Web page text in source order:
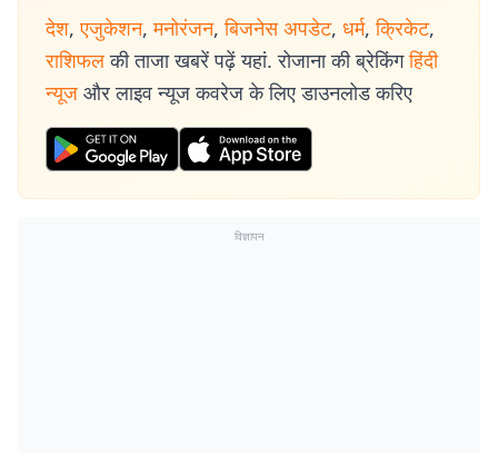
देश, एजुकेशन, मनोरंजन, बिजनेस अपडेट, धर्म, क्रिकेट,
राशिफल की ताजा खबरें पढ़ें यहां. रोजाना की ब्रेकिंग हिंदी
न्यूज और लाइव न्यूज कवरेज के लिए डाउनलोड करिए
विज्ञापन